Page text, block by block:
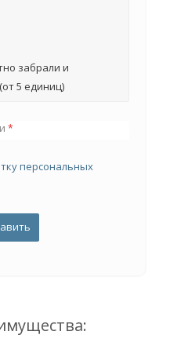
забрали и
5 единиц)
*
персональных